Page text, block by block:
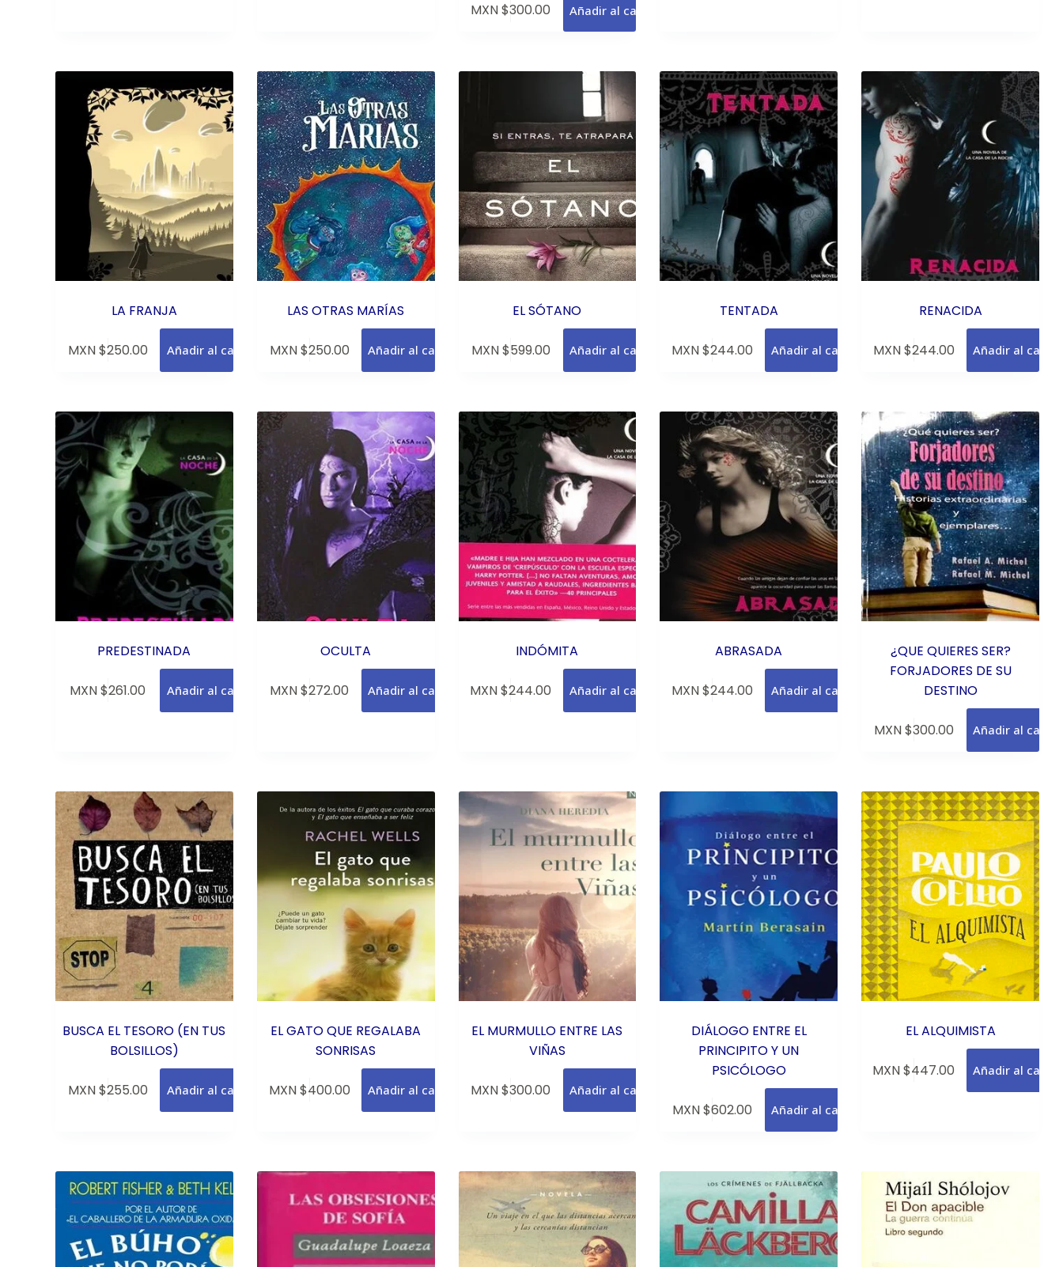
MXN $300.00 Añadir al carrito
LA FRANJA
MXN $250.00 Añadir al carrito
LAS OTRAS MARÍAS
MXN $250.00 Añadir al carrito
EL SÓTANO
MXN $599.00 Añadir al carrito
TENTADA
MXN $244.00 Añadir al carrito
RENACIDA
MXN $244.00 Añadir al
PREDESTINADA
MXN $261.00 Añadir al carrito
OCULTA
MXN $272.00 Añadir al carrito
INDÓMITA
MXN $244.00 Añadir al carrito
ABRASADA
MXN $244.00 Añadir al carrito
¿QUE QUIERES SER?
FORJADORES DE SU
DESTINO
MXN $300.00 Añadir al
BUSCA EL TESORO (EN TUS
BOLSILLOS)
MXN $255.00 Añadir al carrito
EL GATO QUE REGALABA
SONRISAS
MXN $400.00 Añadir al carrito
EL MURMULLO ENTRE LAS
VIÑAS
MXN $300.00 Añadir al carrito
DIÁLOGO ENTRE EL
PRINCIPITO Y UN
PSICÓLOGO
MXN $602.00 Añadir al carrito
EL ALQUIMISTA
MXN $447.00 Añadir al